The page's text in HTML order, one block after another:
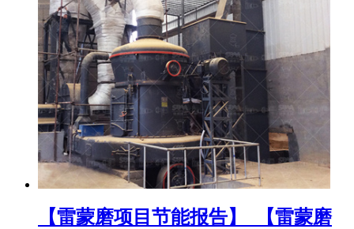
【雷蒙磨项目节能报告】_【雷蒙磨